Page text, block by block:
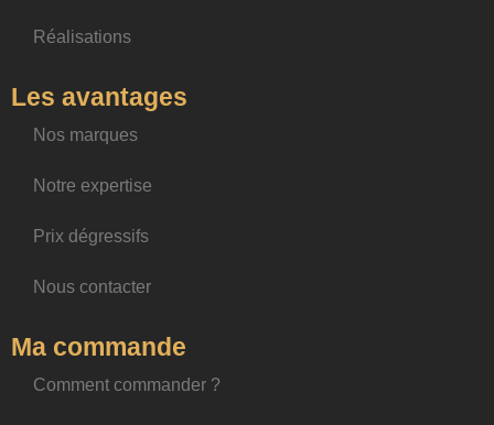
Réalisations
Les avantages
Nos marques
Notre expertise
Prix dégressifs
Nous contacter
Ma commande
Comment commander ?